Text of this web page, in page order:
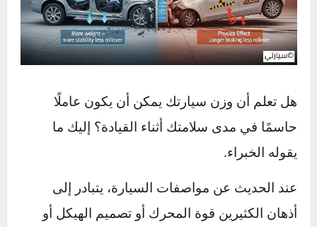
هل تعلم أن وزن سيارتك يمكن أن يكون عاملًا
يقوله الخبراء.